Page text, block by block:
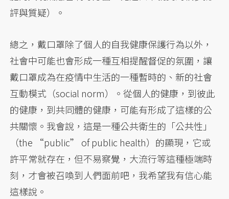
評與質疑）。
總之，戴口罩除了個人的自我健康保護行為以外，
社會中可能也會形成一種互相提醒督促的氛圍，讓
戴口罩成為在疫情中生活的一種暫時的、新的社會
互動模式（social norm）。從個人的健康，到彼此
的健康，到共同體的健康，可能有形成了這樣的公
共關懷。我會說，這是一種公共衛生的「公共性」
（the “public” of public health）的顯現，它或
許平常就存在，但不易察覺，大流行等這種極端時
刻，才會被召喚到人們面前吧，我希望我有信心能
這樣說。